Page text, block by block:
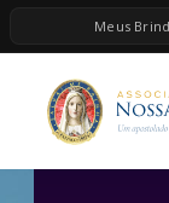
Meus
HOME
A